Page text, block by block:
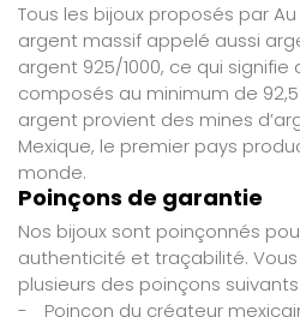
Tous les bijoux proposés par
argent massif appelé aussi
argent 925/1000, ce qui signifie
composés au minimum de
argent provient des mines
Mexique, le premier pays
monde.
Poinçons de garantie
Nos bijoux sont poinçonnés
authenticité et traçabilité.
plusieurs des poinçons suivants
-
Poinçon du créateur